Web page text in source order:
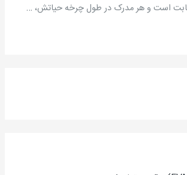
است و هر مدرک در طول چرخه حیاتش، …